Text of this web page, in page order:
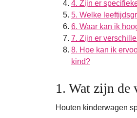
4. Zijn er
5. Welke
6. Waar kan ik
7. Zijn er
8. Hoe kan ik
kind?
1. Wat zijn de
Houten kinderwagen